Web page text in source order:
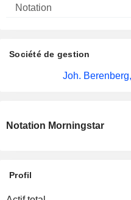
Société de gestion
Joh.
Notation Morningstar
Profil